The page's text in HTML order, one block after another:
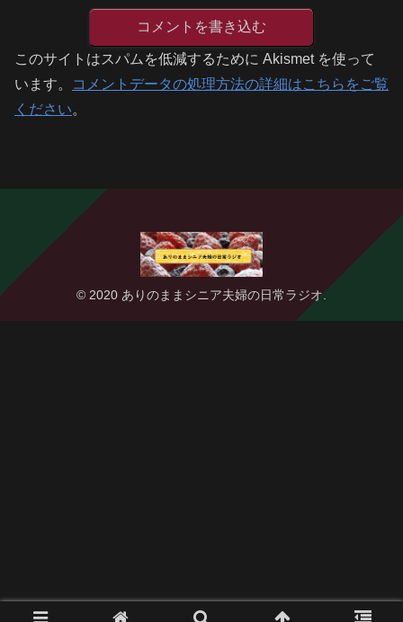
コメントを書き込む
このサイトはスパムを低減するために Akismet を使って
います。
コメントデータの処理方法の詳細はこちらをご覧
ください。
© 2020 ありのままシニア夫婦の日常ラジオ.